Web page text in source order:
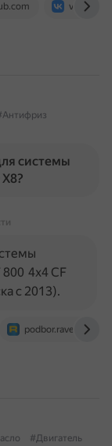
vk.com
системы
podbor.ravenol.ru
4x4 CF
с 2013).
#Двигатель